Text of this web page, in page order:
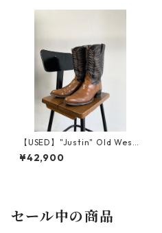
【USED】"Justin" Old West
ern Boots
¥42,900
セール中の商品